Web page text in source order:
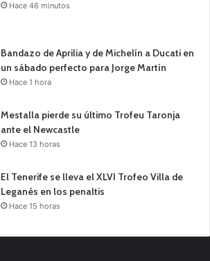
Hace 46 minutos
Bandazo de Aprilia y de Michelín a Ducati en
un sábado perfecto para Jorge Martín
Hace 1 hora
Mestalla pierde su último Trofeu Taronja
ante el Newcastle
Hace 13 horas
El Tenerife se lleva el XLVI Trofeo Villa de
Leganés en los penaltis
Hace 15 horas